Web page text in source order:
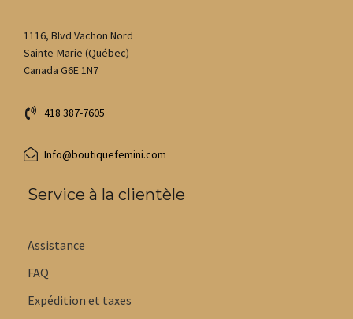
1116, Blvd Vachon Nord
Sainte-Marie (Québec)
Canada G6E 1N7
418 387-7605
Info@boutiquefemini.com
Service à la clientèle
Assistance
FAQ
Expédition et taxes